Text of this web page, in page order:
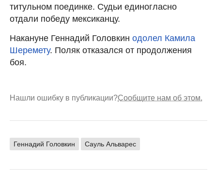
титульном поединке. Судьи единогласно
отдали победу мексиканцу.
Накануне Геннадий Головкин одолел Камила
Шеремету. Поляк отказался от продолжения
боя.
Нашли ошибку в публикации?Сообщите нам об этом.
Геннадий Головкин Сауль Альварес